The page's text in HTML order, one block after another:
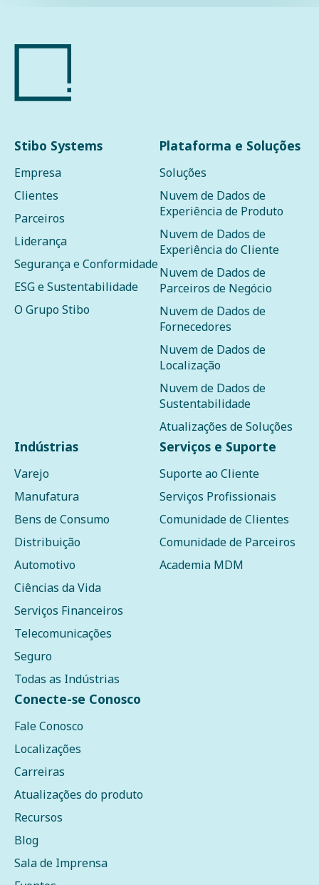
Stibo Systems
Empresa
Clientes
Parceiros
Liderança
Segurança e Conformidade
ESG e Sustentabilidade
O Grupo Stibo
Plataforma e Soluções
Soluções
Nuvem de Dados de
Experiência de Produto
Nuvem de Dados de
Experiência do Cliente
Nuvem de Dados de
Parceiros de Negócio
Nuvem de Dados de
Fornecedores
Nuvem de Dados de
Localização
Nuvem de Dados de
Sustentabilidade
Atualizações de Soluções
Indústrias
Varejo
Manufatura
Bens de Consumo
Distribuição
Automotivo
Ciências da Vida
Serviços Financeiros
Telecomunicações
Seguro
Todas as Indústrias
Serviços e Suporte
Suporte ao Cliente
Serviços Profissionais
Comunidade de Clientes
Comunidade de Parceiros
Academia MDM
Conecte-se Conosco
Fale Conosco
Localizações
Carreiras
Atualizações do produto
Recursos
Blog
Sala de Imprensa